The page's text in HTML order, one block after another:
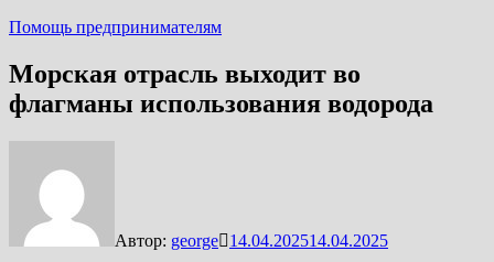
Помощь предпринимателям
Морская отрасль выходит во
флагманы использования водорода
Автор: george 14.04.202514.04.2025